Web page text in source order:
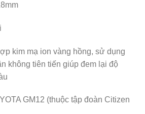
kim mạ ion vàng hồng, sử dụng
không tiên tiến giúp đem lại độ
GM12 (thuộc tập đoàn Citizen